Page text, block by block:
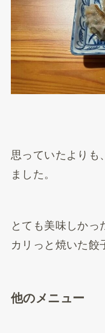
思っていたよりも
ました。
とても美味しかっ
カリっと焼いた餃
他のメニュー